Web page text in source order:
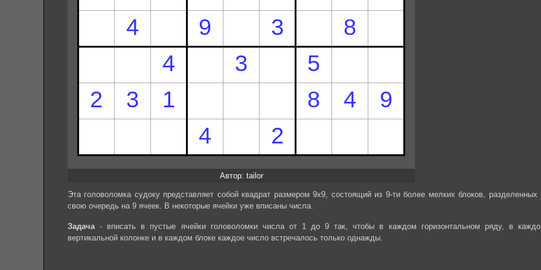
Автор: tailor
Эта головоломка судоку представляет собой квадрат размером 9х9, состоящий из 9-ти более мелких блоков, разделенных
свою очередь на 9 ячеек. В некоторые ячейки уже вписаны числа.
Задача- вписать в пустые ячейки головоломки числа от 1 до 9 так, чтобы в каждом горизонтальном ряду, в
вертикальной колонке и в каждом блоке каждое число встречалось только однажды.